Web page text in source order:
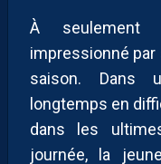
À seulement
impressionné par
saison. Dans
longtemps en
dans les
journée, la